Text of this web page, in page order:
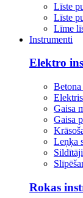
Līste
Līste
Līme
Instrumenti
Elektro
Gaisa
Gaisa
Leņķa
Sildītāji
Rokas